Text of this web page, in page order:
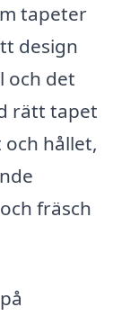
tapeter
design
och det
rätt tapet
hållet,
fräsch